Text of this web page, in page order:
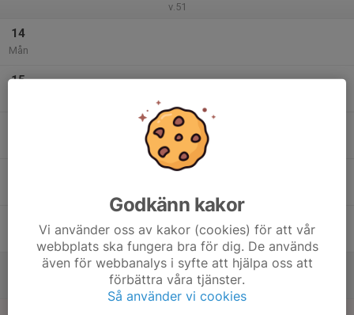
v.51
14
Mån
15
Godkänn kakor
Vi använder oss av kakor (cookies) för att vår
webbplats ska fungera bra för dig. De används
även för webbanalys i syfte att hjälpa oss att
förbättra våra tjänster.
Så använder vi cookies